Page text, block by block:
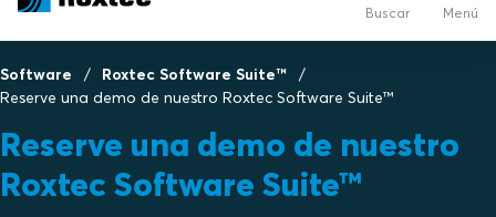
Buscar Menú
Software
Roxtec Software Suite™
Reserve una demo de nuestro Roxtec Software Suite™
Reserve una demo de nuestro
Roxtec Software Suite™